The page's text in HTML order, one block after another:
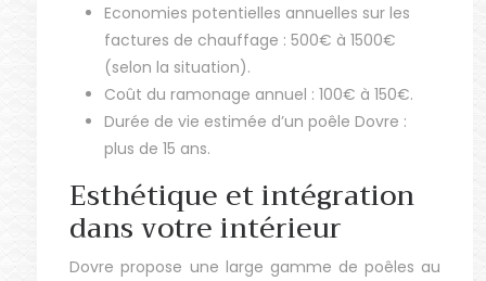
Economies potentielles annuelles sur les
factures de chauffage : 500€ à 1500€
(selon la situation).
Coût du ramonage annuel : 100€ à 150€.
Durée de vie estimée d’un poêle Dovre :
plus de 15 ans.
Esthétique et intégration
dans votre intérieur
Dovre propose une large gamme de poêles au